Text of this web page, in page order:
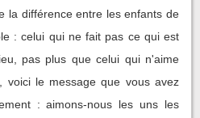
la différence entre les enfants de
: celui qui ne fait pas ce qui est
pas plus que celui qui n'aime
voici le message que vous avez
: aimons-nous les uns les